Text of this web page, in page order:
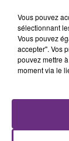
Vous pouvez
sélectionnant
Vous pouvez
accepter". Vos
pouvez mettre
moment via le